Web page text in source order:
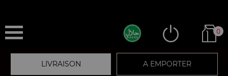
0
LIVRAISON A EMPORTER